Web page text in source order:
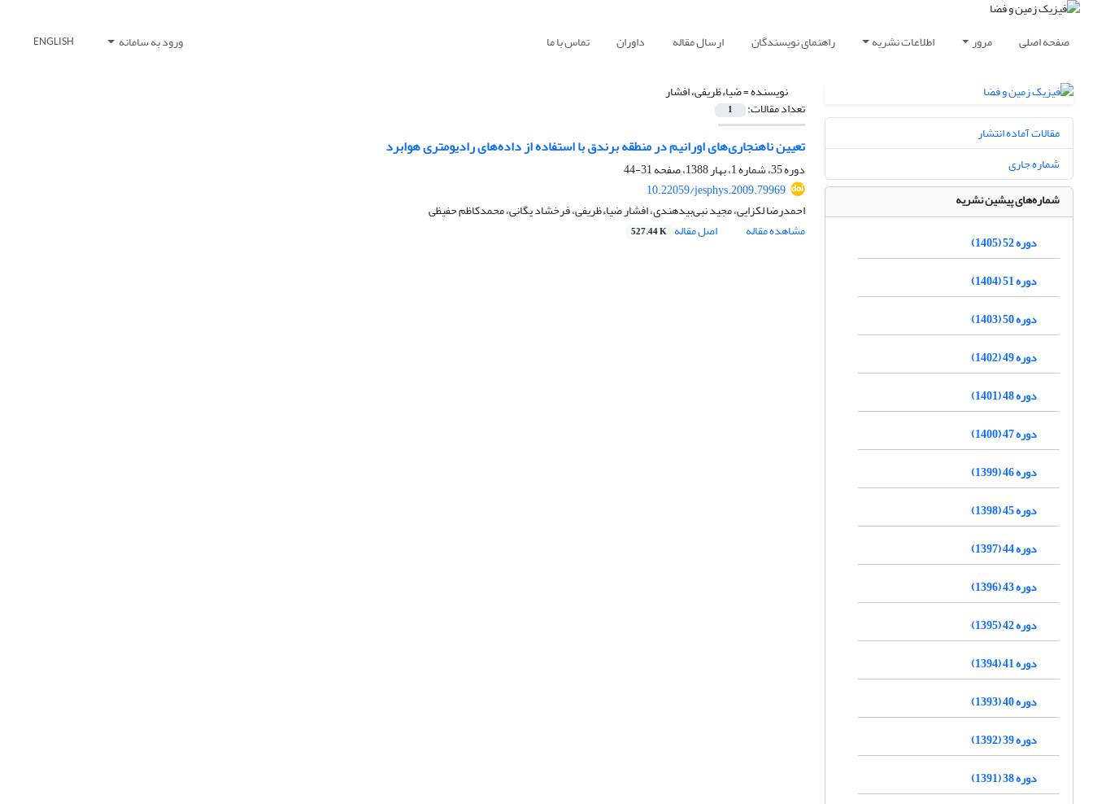
صفحه اصلی مرور اطلاعات نشریه راهنمای نویسندگان ارسال مقاله داوران تماس با ما ورود به سامانه ENGLISH
نویسنده =ضیاء‌ظریفی، افشار
تعداد مقالات: 1
تعیین ناهنجاری‌های اورانیم در منطقه برندق با استفاده از داده‌های رادیومتری هوابرد
دوره 35، شماره 1، بهار 1388، صفحه
31-44
10.22059/jesphys.2009.79969
احمدرضا لکزایی، مجید نبی‌بیدهندی، افشار ضیاء‌ظریفی، فرخشاد یگانی، محمد‌کاظم حفیظی
مشاهده مقاله
اصل مقاله 527.44 K
مقالات آماده انتشار
شماره جاری
شماره‌های پیشین نشریه
دوره 52 (1405)
دوره 51 (1404)
دوره 50 (1403)
دوره 49 (1402)
دوره 48 (1401)
دوره 47 (1400)
دوره 46 (1399)
دوره 45 (1398)
دوره 44 (1397)
دوره 43 (1396)
دوره 42 (1395)
دوره 41 (1394)
دوره 40 (1393)
دوره 39 (1392)
دوره 38 (1391)